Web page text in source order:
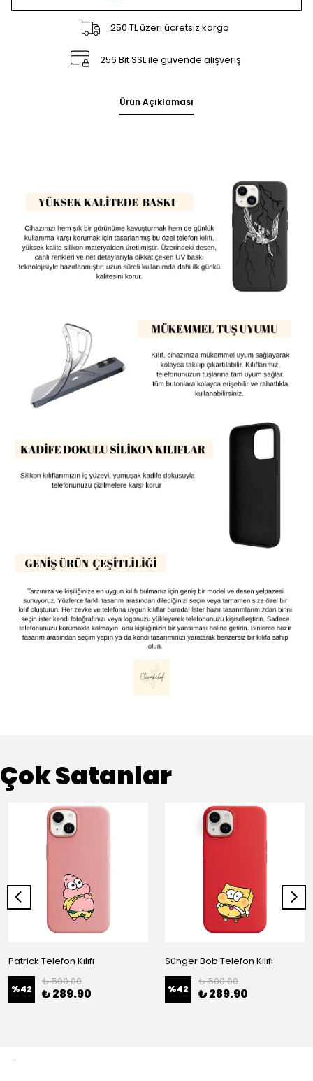
250 TL üzeri ücretsiz kargo
256 Bit SSL ile güvende alışveriş
Ürün Açıklaması
Çok Satanlar
Patrick Telefon Kılıfı
%42
₺ 500.00
₺ 289.90
Sünger Bob Telefon Kılıfı
%42
₺ 500.00
₺ 289.90